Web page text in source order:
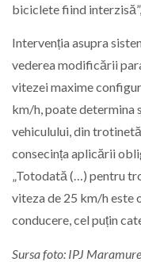
biciclete fiind
Intervenția asupra
vederea modificării
vitezei maxime
km/h, poate determina
vehiculului, din
consecința aplicării
„Totodată (…) pentru
viteza de 25 km/h este
conducere, cel puțin
Sursa foto: IPJ